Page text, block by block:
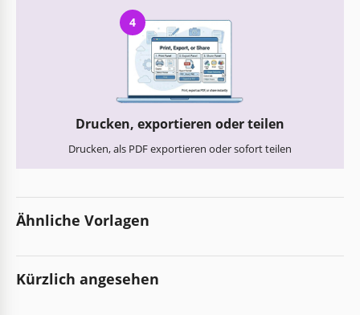
4
Drucken, exportieren oder teilen
Drucken, als PDF exportieren oder sofort teilen
Ähnliche Vorlagen
Kürzlich angesehen